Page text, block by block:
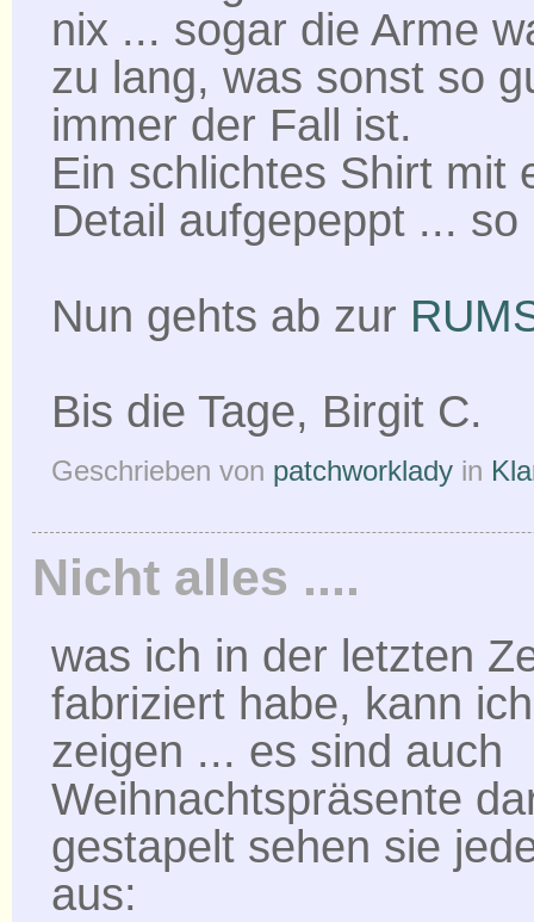
nix ... sogar die Arme
zu lang, was sonst so
immer der Fall ist.
Ein schlichtes Shirt mit
Detail aufgepeppt ...
Nun gehts ab zur
Bis die Tage, Birgit C.
Geschrieben von patchworklady in
Nicht alles ....
was ich in der letzten
fabriziert habe, kann
zeigen ... es sind auch
Weihnachtspräsente
gestapelt sehen sie
aus: